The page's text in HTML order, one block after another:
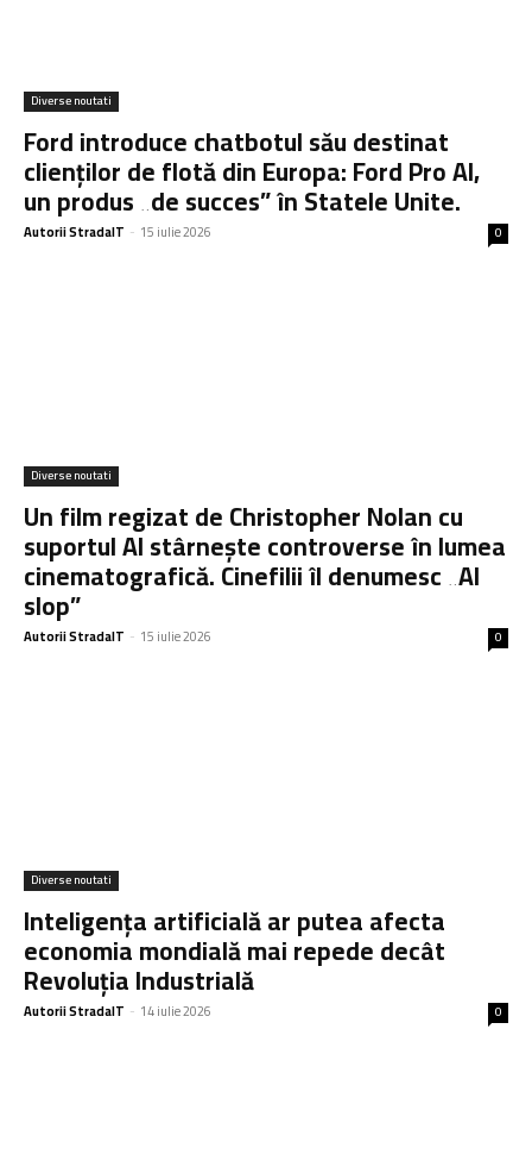
Diverse noutati
Ford introduce chatbotul său destinat
clienților de flotă din Europa: Ford Pro AI,
un produs „de succes” în Statele Unite.
Autorii StradaIT - 15 iulie 2026 0
Diverse noutati
Un film regizat de Christopher Nolan cu
suportul AI stârnește controverse în lumea
cinematografică. Cinefilii îl denumesc „AI
slop”
Autorii StradaIT - 15 iulie 2026 0
Diverse noutati
Inteligența artificială ar putea afecta
economia mondială mai repede decât
Revoluția Industrială
Autorii StradaIT - 14 iulie 2026 0